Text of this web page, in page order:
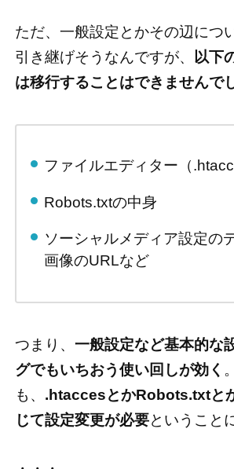
ただ、一般設定とかその辺につ
引き継げそうなんですが、
以下
は移行することはできませんで
ファイルエディター（
Robots.txtの中身
ソーシャルメディア設定の
画像のURLなど
つまり、 一般設定など基本的な
グでもいちおう使い回しが効く
も、 .htaccesとかRobots.txtと
じて設定変更が必要ということ